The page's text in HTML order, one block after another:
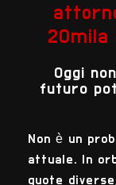
Oggi
futuro
Non è un
attuale. In
quote